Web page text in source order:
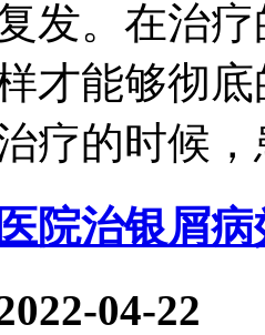
发。在治
才能够彻
疗的时候
院治银屑
04-22